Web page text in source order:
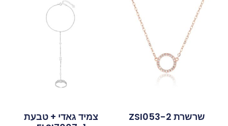
שרשרת ZSI053-2
צמיד גאדי + טבעת